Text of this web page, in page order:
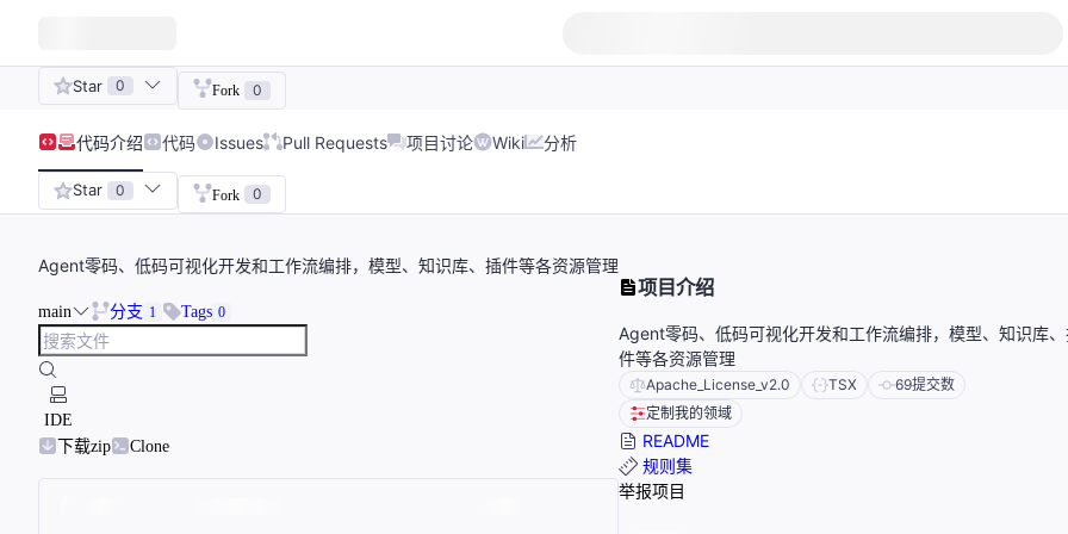
Star 0 Fork 0
代码介绍 代码 Issues Pull Requests 项目讨论 Wiki 分析
Star 0 Fork 0
Agent零码、低码可视化开发和工作流编排，模型、知识库、插件等各资源管理
main 分支 1 Tags 0
IDE
下载zip
Clone
项目介绍
Agent零码、低码可视化开发和工作流编排，模型、知识库
件等各资源管理
Apache_License_v2.0 TSX 69提交数
定制我的领域
README
规则集
举报项目